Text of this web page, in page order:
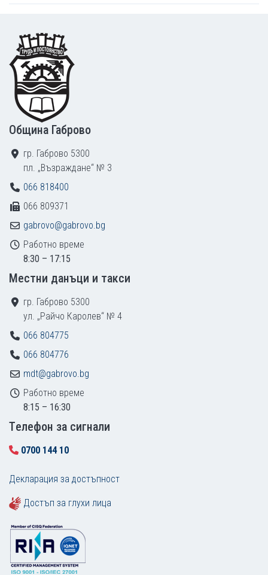
Footer
Община Габрово
гр. Габрово 5300
пл. „Възраждане“ № 3
066 818400
066 809371
gabrovo@gabrovo.bg
Работно време
8:30 – 17:15
Местни данъци и такси
гр. Габрово 5300
ул. „Райчо Каролев“ № 4
066 804775
066 804776
mdt@gabrovo.bg
Работно време
8:15 – 16:30
Tелефон за сигнали
0700 144 10
Декларация за достъпност
Достъп за глухи лица